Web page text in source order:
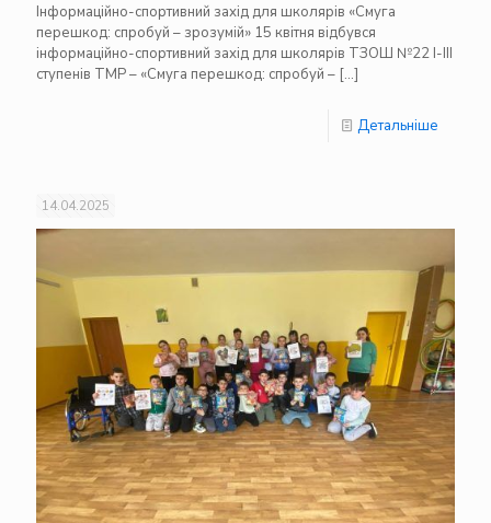
Інформаційно-спортивний захід для школярів «Смуга
перешкод: спробуй – зрозумій» 15 квітня відбувся
інформаційно-спортивний захід для школярів ТЗОШ №22 І-ІІІ
ступенів ТМР – «Смуга перешкод: спробуй – […]
Детальніше
14.04.2025